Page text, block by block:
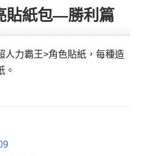
貼紙包—勝利篇
人力霸王>角色貼紙，每種造
。